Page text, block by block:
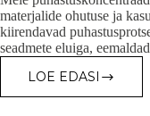
materjalide ohutuse ja
kiirendavad
seadmete eluiga,
LOE EDASI
ASONIC